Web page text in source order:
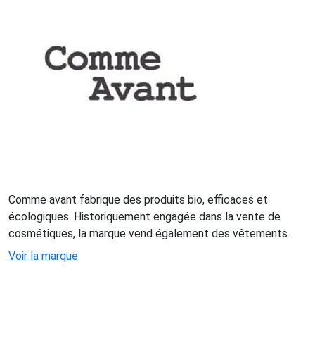
Comme avant fabrique des produits bio, efficaces et
écologiques. Historiquement engagée dans la vente de
cosmétiques, la marque vend également des vêtements.
Voir la marque